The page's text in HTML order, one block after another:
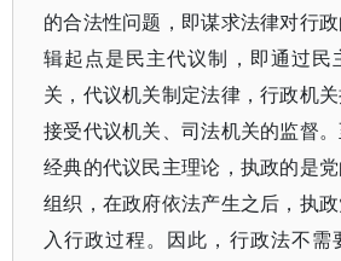
的合法性问题，即谋求法律对行
辑起点是民主代议制，即通过民
关，代议机关制定法律，行政机
接受代议机关、司法机关的监督
经典的代议民主理论，执政的是
组织，在政府依法产生之后，执
入行政过程。因此，行政法不需